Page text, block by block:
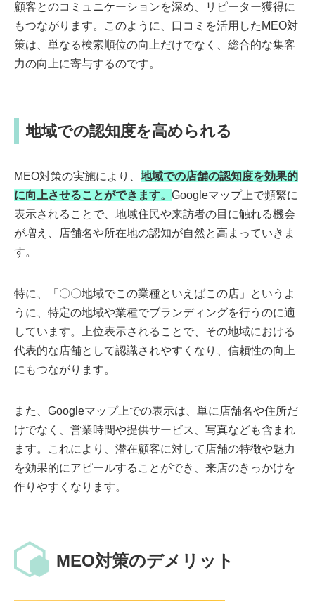
顧客とのコミュニケーションを深め、リピーター獲得に
もつながります。このように、口コミを活用したMEO対
策は、単なる検索順位の向上だけでなく、総合的な集客
力の向上に寄与するのです。
地域での認知度を高められる
MEO対策の実施により、 地域での店舗の認知度を効果的
に向上させることができます。 Googleマップ上で頻繁に
表示されることで、地域住民や来訪者の目に触れる機会
が増え、店舗名や所在地の認知が自然と高まっていきま
す。
特に、「〇〇地域でこの業種といえばこの店」というよ
うに、特定の地域や業種でブランディングを行うのに適
しています。上位表示されることで、その地域における
代表的な店舗として認識されやすくなり、信頼性の向上
にもつながります。
また、Googleマップ上での表示は、単に店舗名や住所だ
けでなく、営業時間や提供サービス、写真なども含まれ
ます。これにより、潜在顧客に対して店舗の特徴や魅力
を効果的にアピールすることができ、来店のきっかけを
作りやすくなります。
MEO対策のデメリット